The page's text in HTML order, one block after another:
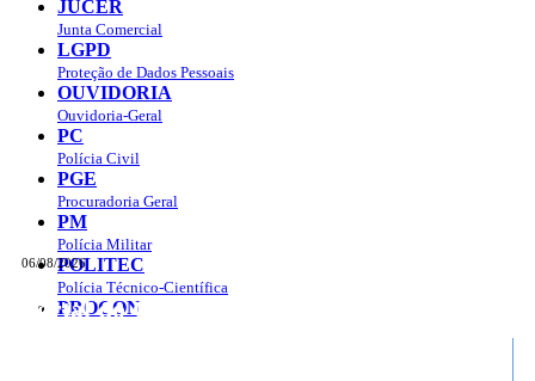
06/08/2026
Portal do Governo do
JUCER
Junta Comercial
LGPD
Proteção de Dados Pessoais
OUVIDORIA
Ouvidoria-Geral
PC
Polícia Civil
PGE
Procuradoria Geral
PM
Polícia Militar
POLITEC
Polícia Técnico-Científica
PROCON